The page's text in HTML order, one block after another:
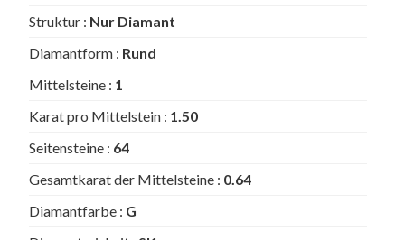
Struktur : Nur Diamant
Diamantform : Rund
Mittelsteine : 1
Karat pro Mittelstein : 1.50
Seitensteine : 64
Gesamtkarat der Mittelsteine : 0.64
Diamantfarbe : G